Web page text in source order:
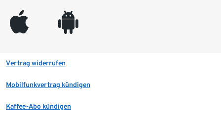
appleinc android
Vertrag widerrufen
Mobilfunkvertrag kündigen
Kaffee-Abo kündigen